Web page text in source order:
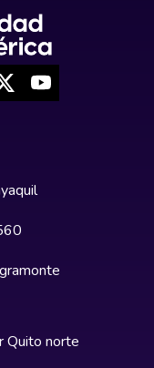
Quito norte